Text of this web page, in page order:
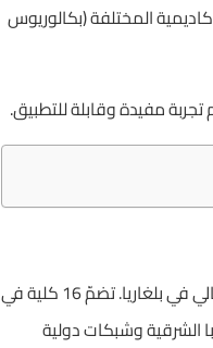
المختلفة (بكالوريوس
مفيدة وقابلة للتطبيق.
جامعة صوفيا “سانت كليمنت أوخريدسكي” تأسست في 1 أكتوبر 1888، وتعتبر أقدم مؤسسة تعليم عالي في بلغاريا. تضمّ 16 كلية في
بها في أوروبا الشرقية وشبكات دولية